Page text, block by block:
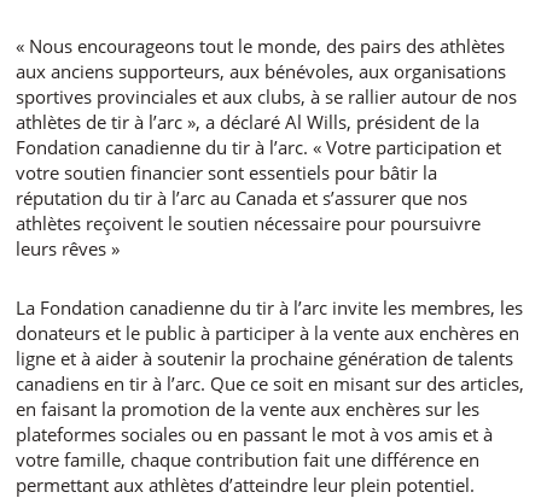
« Nous encourageons tout le monde, des pairs des athlètes
aux anciens supporteurs, aux bénévoles, aux organisations
sportives provinciales et aux clubs, à se rallier autour de nos
athlètes de tir à l’arc », a déclaré Al Wills, président de la
Fondation canadienne du tir à l’arc. « Votre participation et
votre soutien financier sont essentiels pour bâtir la
réputation du tir à l’arc au Canada et s’assurer que nos
athlètes reçoivent le soutien nécessaire pour poursuivre
leurs rêves »
La Fondation canadienne du tir à l’arc invite les membres, les
donateurs et le public à participer à la vente aux enchères en
ligne et à aider à soutenir la prochaine génération de talents
canadiens en tir à l’arc. Que ce soit en misant sur des articles,
en faisant la promotion de la vente aux enchères sur les
plateformes sociales ou en passant le mot à vos amis et à
votre famille, chaque contribution fait une différence en
permettant aux athlètes d’atteindre leur plein potentiel.